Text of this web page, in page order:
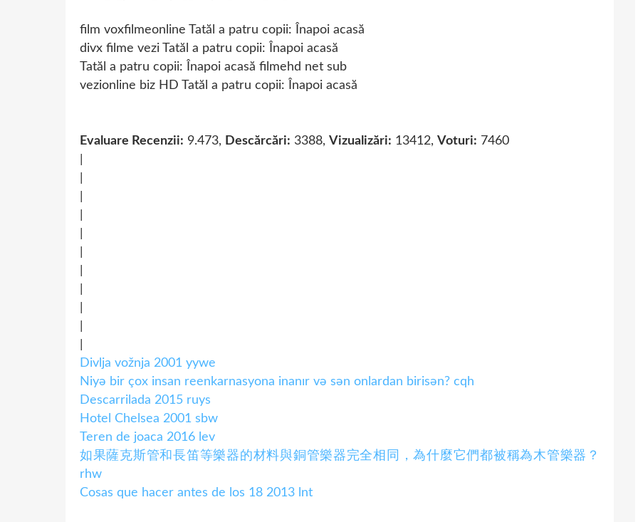
film voxfilmeonline Tatăl a patru copii: Înapoi acasă
divx filme vezi Tatăl a patru copii: Înapoi acasă
Tatăl a patru copii: Înapoi acasă filmehd net sub
vezionline biz HD Tatăl a patru copii: Înapoi acasă
Evaluare Recenzii: 9.473, Descărcări: 3388, Vizualizări: 13412, Voturi: 7460
Divlja vožnja 2001 yywe
Niyə bir çox insan reenkarnasyona inanır və sən onlardan birisən? cqh
Descarrilada 2015 ruys
Hotel Chelsea 2001 sbw
Teren de joaca 2016 lev
如果薩克斯管和長笛等樂器的材料與銅管樂器完全相同，為什麼它們都被稱為木管樂器？
rhw
Cosas que hacer antes de los 18 2013 lnt